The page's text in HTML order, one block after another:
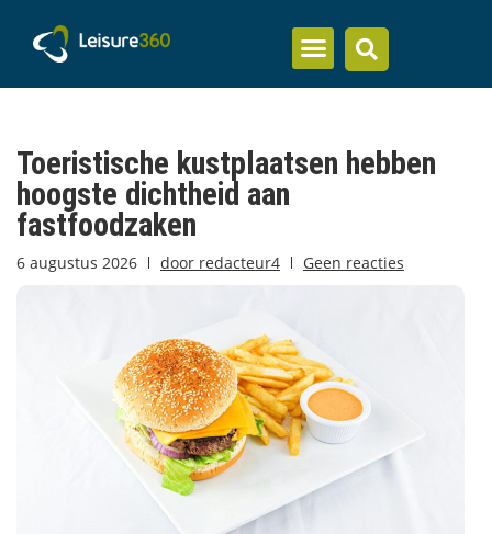
Toeristische kustplaatsen hebben
hoogste dichtheid aan
fastfoodzaken
6 augustus 2026 door redacteur4 Geen reacties